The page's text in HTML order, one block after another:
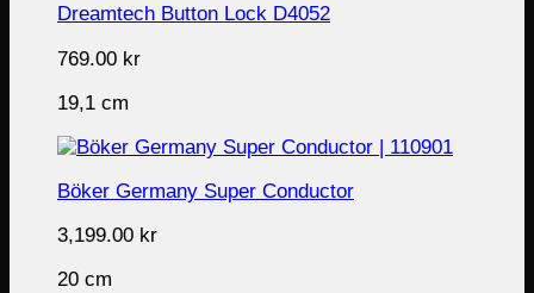
Dreamtech Button Lock D4052
769.00 kr
19,1 cm
Böker Germany Super Conductor
3,199.00 kr
20 cm